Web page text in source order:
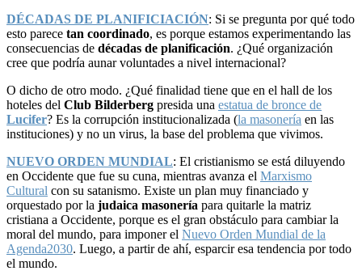
DÉCADAS DE PLANIFICIACIÓN: Si se pregunta por qué todo
esto parece tan coordinado, es porque estamos experimentando las
consecuencias de décadas de planificación. ¿Qué organización
cree que podría aunar voluntades a nivel internacional?
O dicho de otro modo. ¿Qué finalidad tiene que en el hall de los
hoteles del Club Bilderberg presida una estatua de bronce de
Lucifer? Es la corrupción institucionalizada (la masonería en las
instituciones) y no un virus, la base del problema que vivimos.
NUEVO ORDEN MUNDIAL: El cristianismo se está diluyendo
en Occidente que fue su cuna, mientras avanza el Marxismo
Cultural con su satanismo. Existe un plan muy financiado y
orquestado por la judaica masonería para quitarle la matriz
cristiana a Occidente, porque es el gran obstáculo para cambiar la
moral del mundo, para imponer el Nuevo Orden Mundial de la
Agenda2030. Luego, a partir de ahí, esparcir esa tendencia por todo
el mundo.